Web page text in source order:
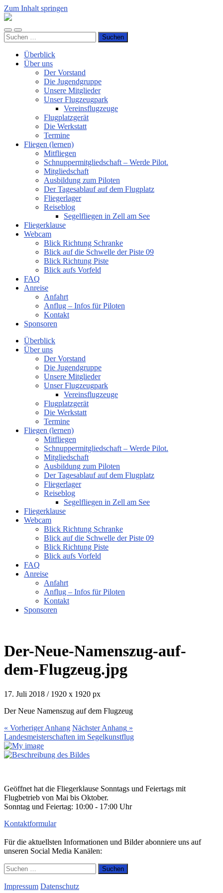
Zum Inhalt springen
Luftsportverein
e.V.
Mobile-
Menü
Suchfeld
ein-/ausblenden
Suchen
nach:
Überblick
Über uns
Der Vorstand
Die Jugendgruppe
Unsere Mitglieder
Unser Flugzeugpark
Vereinsflugzeuge
Flugplatzgerät
Die Werkstatt
Termine
Fliegen (lernen)
Mitfliegen
Schnuppermitgliedschaft – Werde Pilot.
Mitgliedschaft
Ausbildung zum Piloten
Der Tagesablauf auf dem Flugplatz
Fliegerlager
Reiseblog
Segelfliegen in Zell am See
Fliegerklause
Webcam
Blick Richtung Schranke
Blick auf die Schwelle der Piste 09
Blick Richtung Piste
Blick aufs Vorfeld
FAQ
Anreise
Anfahrt
Anflug – Infos für Piloten
Kontakt
Sponsoren
Überblick
Über uns
Der Vorstand
Die Jugendgruppe
Unsere Mitglieder
Unser Flugzeugpark
Vereinsflugzeuge
Flugplatzgerät
Die Werkstatt
Termine
Fliegen (lernen)
Mitfliegen
Schnuppermitgliedschaft – Werde Pilot.
Mitgliedschaft
Ausbildung zum Piloten
Der Tagesablauf auf dem Flugplatz
Fliegerlager
Reiseblog
Segelfliegen in Zell am See
Fliegerklause
Webcam
Blick Richtung Schranke
Blick auf die Schwelle der Piste 09
Blick Richtung Piste
Blick aufs Vorfeld
FAQ
Anreise
Anfahrt
Anflug – Infos für Piloten
Kontakt
Sponsoren
Der-Neue-Namenszug-auf-
dem-Flugzeug.jpg
17. Juli 2018 / 1920 x 1920 px
Der Neue Namenszug auf dem Flugzeug
« VorherigerAnhang NächsterAnhang »
Landesmeisterschaften im Segelkunstflug
Geöffnet hat die Fliegerklause Sonntags und Feiertags mit
Flugbetrieb von Mai bis Oktober.
Sonntag und Feiertag: 10:00 - 17:00 Uhr
Kontaktformular
Für die aktuellsten Informationen und Bilder abonniere uns auf
unseren Social Media Kanälen:
Suchen
nach:
Impressum Datenschutz